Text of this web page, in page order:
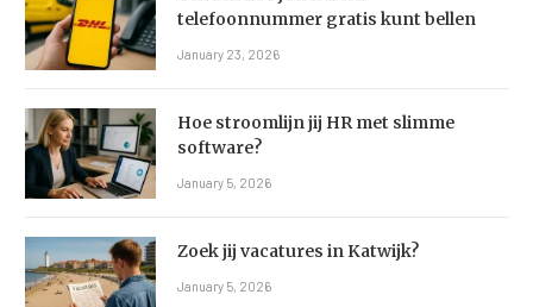
telefoonnummer gratis kunt bellen
January 23, 2026
Hoe stroomlijn jij HR met slimme
software?
January 5, 2026
Zoek jij vacatures in Katwijk?
January 5, 2026